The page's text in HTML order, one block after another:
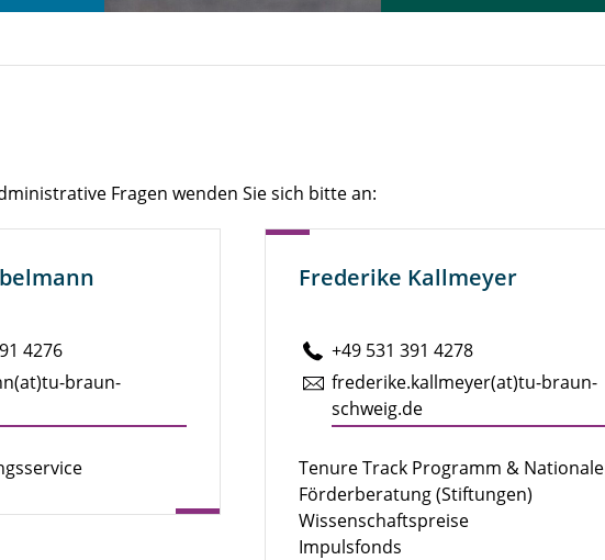
Fragen wenden Sie sich bitte an:
4276
braun­
Frederike Kallmeyer
+49 531 391 4278
fre­de­ri­ke.kall­mey­er(at)tu-braun­
schweig.de
Tenure Track Programm & Nationale
Förderberatung (Stiftungen)
Wissenschaftspreise
Impulsfonds